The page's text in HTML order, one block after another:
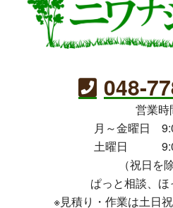
048-
営業時
月～金曜日
土曜日
（祝日を
ぱっと相談、ほ
※見積り・作業は土日